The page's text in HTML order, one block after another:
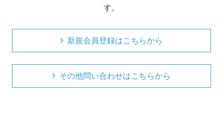
す。
新規会員登録はこちらから
その他問い合わせはこちらから